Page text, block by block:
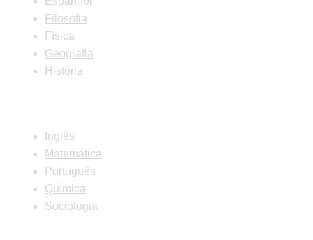
Filosofia
Física
Geografia
História
Inglês
Matemática
Português
Química
Sociologia